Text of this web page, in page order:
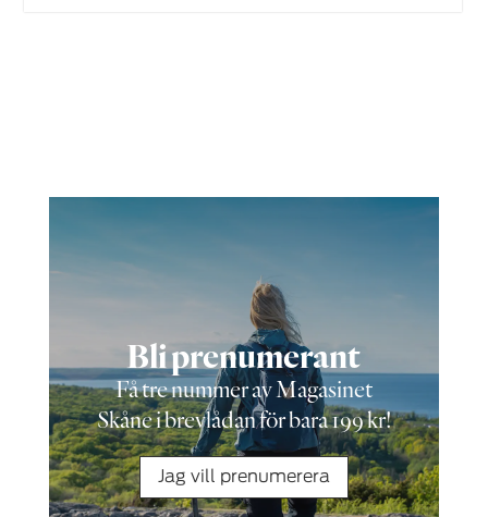
Bli prenumerant
Få tre nummer av Magasinet
Skåne i brevlådan för bara 199 kr!
Jag vill prenumerera